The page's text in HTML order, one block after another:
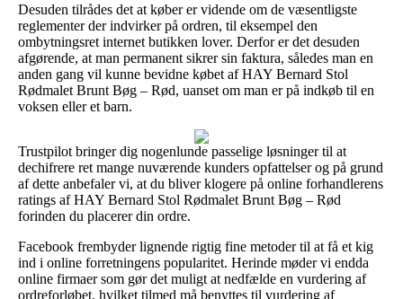
Desuden tilrådes det at køber er vidende om de væsentligste
reglementer der indvirker på ordren, til eksempel den
ombytningsret internet butikken lover. Derfor er det desuden
afgørende, at man permanent sikrer sin faktura, således man en
anden gang vil kunne bevidne købet af HAY Bernard Stol
Rødmalet Brunt Bøg – Rød, uanset om man er på indkøb til en
voksen eller et barn.
Trustpilot bringer dig nogenlunde passelige løsninger til at
dechifrere ret mange nuværende kunders opfattelser og på grund
af dette anbefaler vi, at du bliver klogere på online forhandlerens
ratings af HAY Bernard Stol Rødmalet Brunt Bøg – Rød
forinden du placerer din ordre.
Facebook frembyder lignende rigtig fine metoder til at få et kig
ind i online forretningens popularitet. Herinde møder vi endda
online firmaer som gør det muligt at nedfælde en vurdering af
ordreforløbet, hvilket tilmed må benyttes til vurdering af